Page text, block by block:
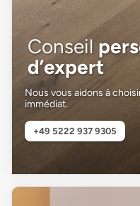
Conseil
d’expert
Nous vous aidons à
immédiat.
+49 5222 937 9305